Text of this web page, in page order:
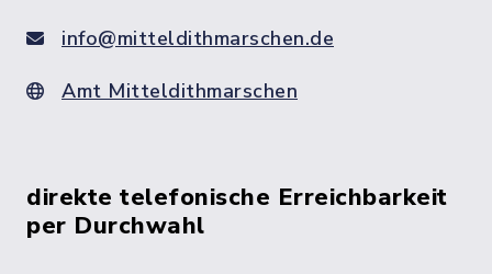
info@mitteldithmarschen.de
Amt Mitteldithmarschen
direkte telefonische Erreichbarkeit
per Durchwahl